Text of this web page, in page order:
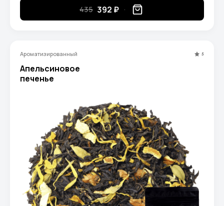
435 392 ₽
Ароматизированный 5
Апельсиновое
печенье